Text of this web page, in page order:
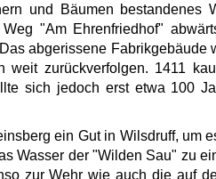
und Bäumen bestandenes
"Am Ehrenfriedhof"
abgerissene Fabrikgebäude
zurückverfolgen. 1411
sich jedoch erst etwa 100
ein Gut in Wilsdruff, um
Wasser der "Wilden Sau" zu
zur Wehr wie auch die auf